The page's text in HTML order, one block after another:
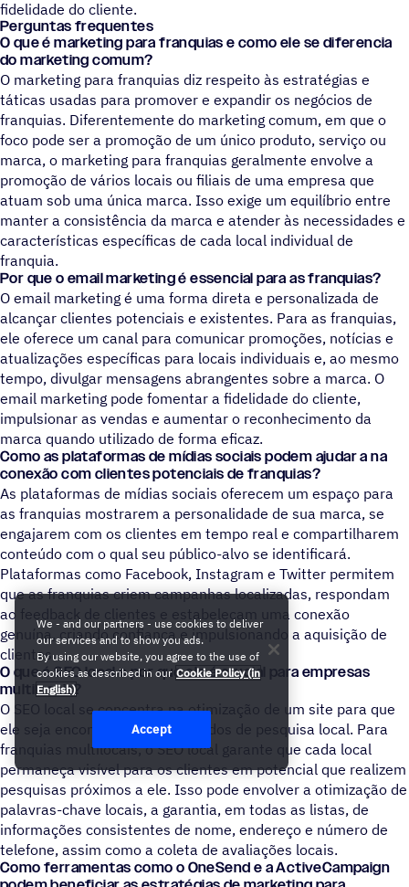
fidelidade do cliente.
Perguntas frequentes
O que é marketing para franquias e como ele se diferencia
do marketing comum?
O marketing para franquias diz respeito às estratégias e
táticas usadas para promover e expandir os negócios de
franquias. Diferentemente do marketing comum, em que o
foco pode ser a promoção de um único produto, serviço ou
marca, o marketing para franquias geralmente envolve a
promoção de vários locais ou filiais de uma empresa que
atuam sob uma única marca. Isso exige um equilíbrio entre
manter a consistência da marca e atender às necessidades e
características específicas de cada local individual de
franquia.
Por que o email marketing é essencial para as franquias?
O email marketing é uma forma direta e personalizada de
alcançar clientes potenciais e existentes. Para as franquias,
ele oferece um canal para comunicar promoções, notícias e
atualizações específicas para locais individuais e, ao mesmo
tempo, divulgar mensagens abrangentes sobre a marca. O
email marketing pode fomentar a fidelidade do cliente,
impulsionar as vendas e aumentar o reconhecimento da
marca quando utilizado de forma eficaz.
Como as plataformas de mídias sociais podem ajudar a na
conexão com clientes potenciais de franquias?
As plataformas de mídias sociais oferecem um espaço para
as franquias mostrarem a personalidade de sua marca, se
engajarem com os clientes em tempo real e compartilharem
conteúdo com o qual seu público-alvo se identificará.
Plataformas como Facebook, Instagram e Twitter permitem
que as franquias criem campanhas localizadas, respondam
ao feedback de clientes e estabeleçam uma conexão
genuína, criando confiança e impulsionando a aquisição de
clientes.
O que é SEO local e por que ele é crucial para empresas
multilocais?
O SEO local se concentra na otimização de um site para que
ele seja encontrado nos resultados de pesquisa local. Para
franquias multilocais, o SEO local garante que cada local
permaneça visível para os clientes em potencial que realizem
pesquisas próximos a ele. Isso pode envolver a otimização de
palavras-chave locais, a garantia, em todas as listas, de
informações consistentes de nome, endereço e número de
telefone, assim como a coleta de avaliações locais.
Como ferramentas como o OneSend e a ActiveCampaign
We - and our partners - use cookies to deliver
our services and to show you ads.
By using our website, you agree to the use of
cookies as described in our Cookie Policy (in
English)
Accept